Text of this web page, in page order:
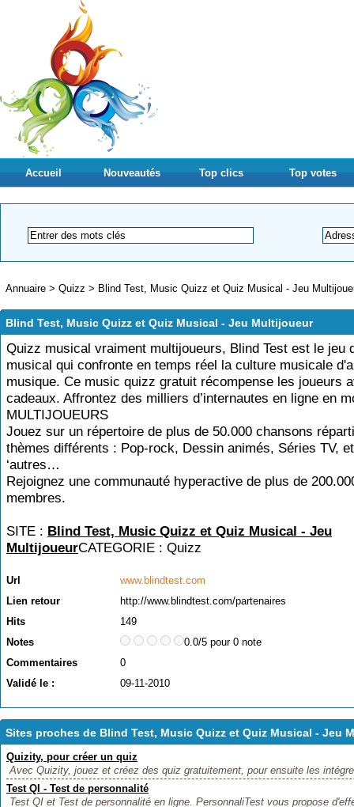
Accueil Nouveautés Top clics Top votes
Annuaire > Quizz > Blind Test, Music Quizz et Quiz Musical - Jeu
Blind Test, Music Quizz et Quiz Musical - Jeu Multijoueur
Quizz musical vraiment multijoueurs, Blind Test est le jeu
musical qui confronte en temps réel la culture musicale
musique. Ce music quizz gratuit récompense les joueurs
cadeaux. Affrontez des milliers d’internautes en ligne en
MULTIJOUEURS
Jouez sur un répertoire de plus de 50.000 chansons
thèmes différents : Pop-rock, Dessin animés, Séries TV,
‘autres…
Rejoignez une communauté hyperactive de plus de
membres.
SITE : Blind Test, Music Quizz et Quiz Musical - Jeu
MultijoueurCATEGORIE : Quizz
Url
www.blindtest.com
Lien retour
http://www.blindtest.com/partenaires
Hits
149
Notes
0.0/5 pour 0 note
Commentaires
0
Validé le :
09-11-2010
Sites proches de Blind Test, Music Quizz et Quiz Musical - Jeu
Quizity, pour créer un quiz
Avec Quizity, jouez et créez des quiz gratuitement, pour ensuite les
Test QI - Test de personnalité
Test QI et Test de personnalité en ligne. PersonnaliTest vous propose